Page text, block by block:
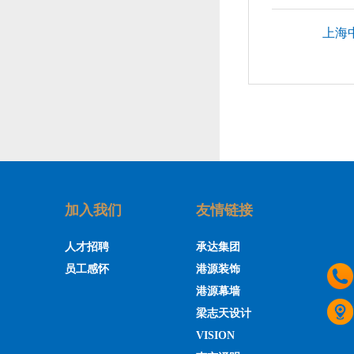
上
加入我们
人才招聘
员工感怀
友情链接
承达集团
港源装饰
港源幕墙
梁志天设计
VISION